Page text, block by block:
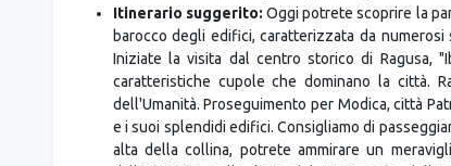
splendida piazza con la sua magnifica
Ragusa/Siracusa.
GIORNO 4: RAGUSA, MODICA & NOTO
Colazione in hotel. In questa giornata, potrete
Itinerario suggerito:Oggi potrete scoprire la
barocco degli edifici, caratterizzata da numerosi